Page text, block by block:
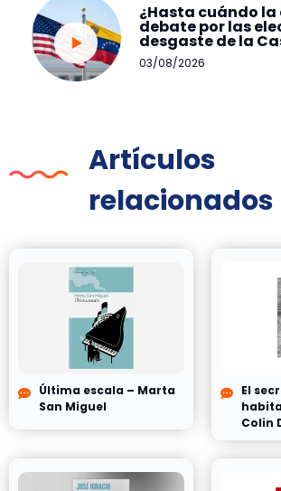
¿Hasta cuándo la
debate por las
desgaste de la
03/08/2026
Artículos
relacionados
Última escala – Marta
San Miguel
El
Colin